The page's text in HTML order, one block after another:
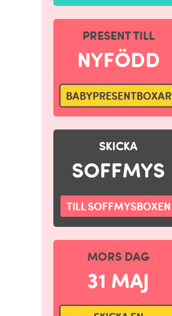
PRESENT TILL
NYFÖDD
BABYPRESENTBOXAR
SKICKA
SOFFMYS
TILL SOFFMYSBOXEN
MORS DAG
31 MAJ